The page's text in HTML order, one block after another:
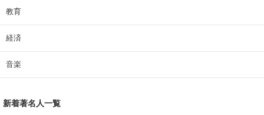
教育
経済
音楽
新着著名人一覧